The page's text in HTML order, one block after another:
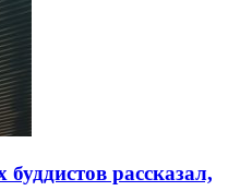
рассказал,